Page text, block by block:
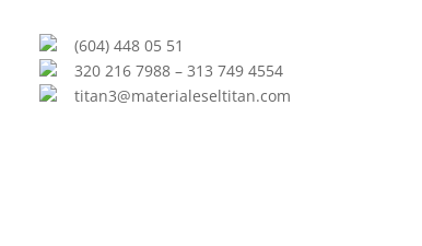
(604) 448 05 51
320 216 7988 – 313 749 4554
titan3@materialeseltitan.com